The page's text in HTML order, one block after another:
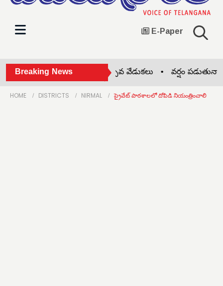
E-Paper
Breaking News
కోహెడలో జాతీయ చేనేత దినోత్సవ వేడుకలు • వర్షం
HOME DISTRICTS NIRMAL ప్రైవేట్ పాఠశాలలో దోపిడి నియంత్రించాలి